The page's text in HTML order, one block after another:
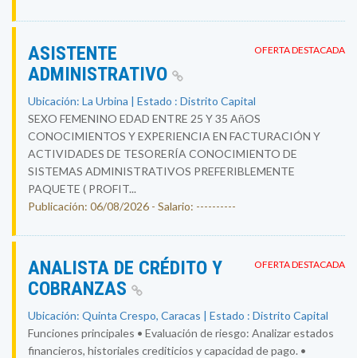
OFERTA DESTACADA
ASISTENTE
ADMINISTRATIVO
Ubicación: La Urbina | Estado : Distrito Capital
SEXO FEMENINO EDAD ENTRE 25 Y 35 AñOS
CONOCIMIENTOS Y EXPERIENCIA EN FACTURACIÓN Y
ACTIVIDADES DE TESORERÍA CONOCIMIENTO DE
SISTEMAS ADMINISTRATIVOS PREFERIBLEMENTE
PAQUETE ( PROFIT...
Publicación: 06/08/2026 - Salario: ----------
OFERTA DESTACADA
ANALISTA DE CRÉDITO Y
COBRANZAS
Ubicación: Quinta Crespo, Caracas | Estado : Distrito Capital
Funciones principales • Evaluación de riesgo: Analizar estados
financieros, historiales crediticios y capacidad de pago. •